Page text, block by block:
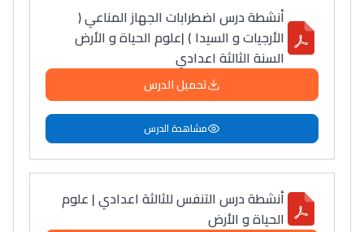
أنشطة درس اضطرابات الجهاز المناعي (
الأرجيات و السيدا ) |علوم الحياة و الأرض
السنة الثالثة اعدادي
تحميل الدرس
مشاهدة الدرس
أنشطة درس التنفس للثالثة اعدادي | علوم
الحياة و الأرض